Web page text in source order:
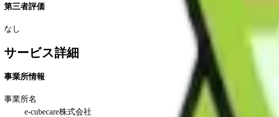
第三者評価
なし
サービス詳細
事業所情報
事業所名
e-cubecare株式会社